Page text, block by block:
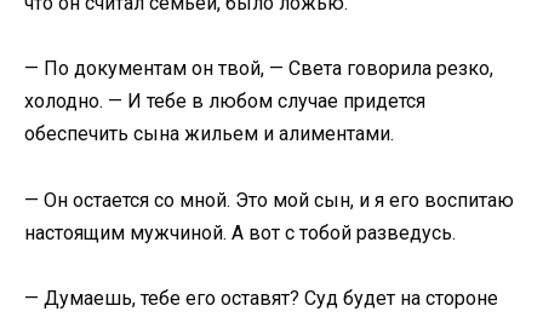
— По документам он твой, — Света говорила резко,
холодно. — И тебе в любом случае придется
обеспечить сына жильем и алиментами.
— Он остается со мной. Это мой сын, и я его воспитаю
настоящим мужчиной. А вот с тобой разведусь.
— Думаешь, тебе его оставят? Суд будет на стороне